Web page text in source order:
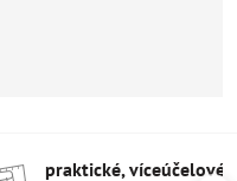
praktické, víceúčelové